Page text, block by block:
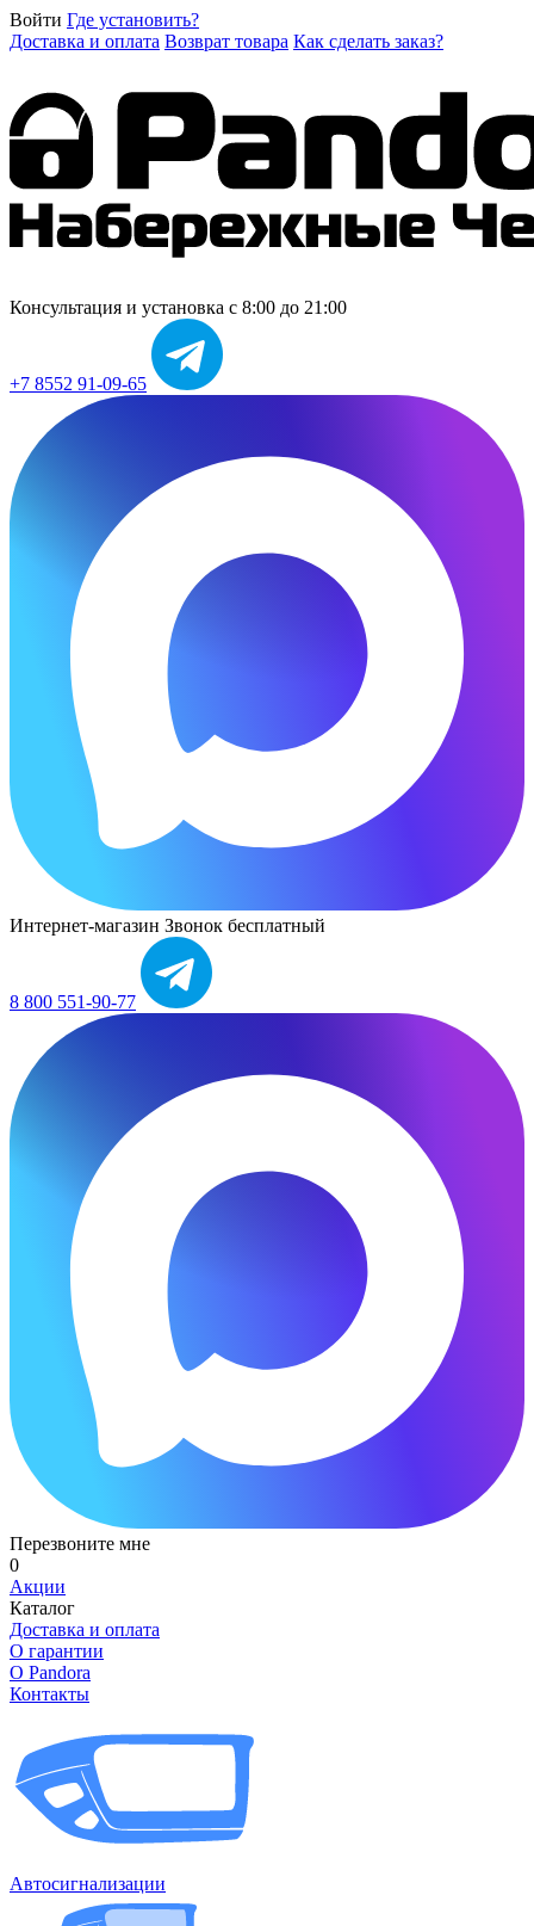
Войти Где установить?
Доставка и оплата Возврат товара Как сделать заказ?
Консультация и установка с 8:00 до 21:00
+7 8552 91-09-65
Интернет-магазин Звонок бесплатный
8 800 551-90-77
Перезвоните мне
0
Акции
Каталог
Доставка и оплата
О гарантии
О Pandora
Контакты
Автосигнализации